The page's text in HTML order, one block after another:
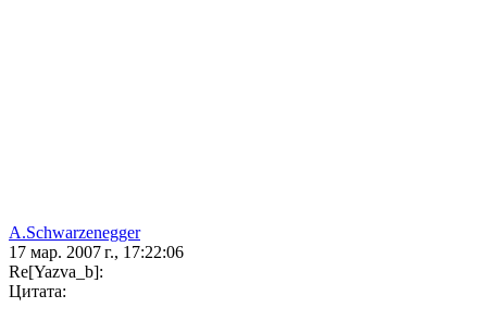
A.Schwarzenegger
17 мар. 2007 г., 17:22:06
Re[Yazva_b]:
Цитата: